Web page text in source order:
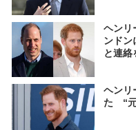
ヘンリ
ンド
と連絡
ヘンリ
た “元